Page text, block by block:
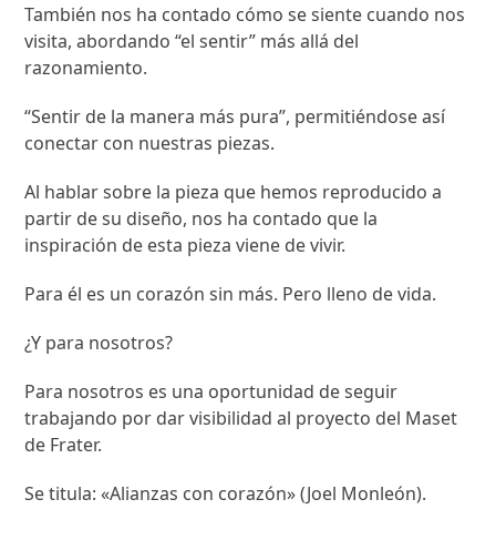
También nos ha contado cómo se siente cuando nos
visita, abordando “el sentir” más allá del
razonamiento.
“Sentir de la manera más pura”, permitiéndose así
conectar con nuestras piezas.
Al hablar sobre la pieza que hemos reproducido a
partir de su diseño, nos ha contado que la
inspiración de esta pieza viene de vivir.
Para él es un corazón sin más. Pero lleno de vida.
¿Y para nosotros?
Para nosotros es una oportunidad de seguir
trabajando por dar visibilidad al proyecto del Maset
de Frater.
Se titula: «Alianzas con corazón» (Joel Monleón).